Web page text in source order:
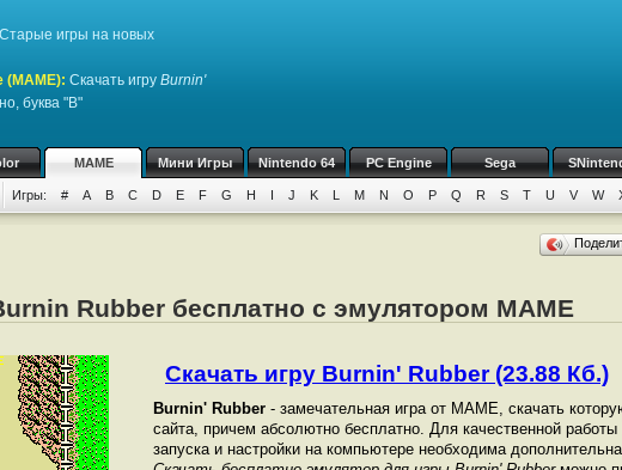
Старые игры на новых
: Скачать игру Burnin'
буква "B"
MAME Мини Игры Nintendo 64 PC Engine Sega
Игры: # A B C D E F G H I J K L M N O P Q R S T U V W
Rubber бесплатно с эмулятором MAME
Скачать игру Burnin' Rubber (23.88 Кб.)
Burnin' Rubber - замечательная игра от МАМЕ, скачать
сайта, причем абсолютно бесплатно. Для качественной работы
запуска и настройки на компьютере необходима